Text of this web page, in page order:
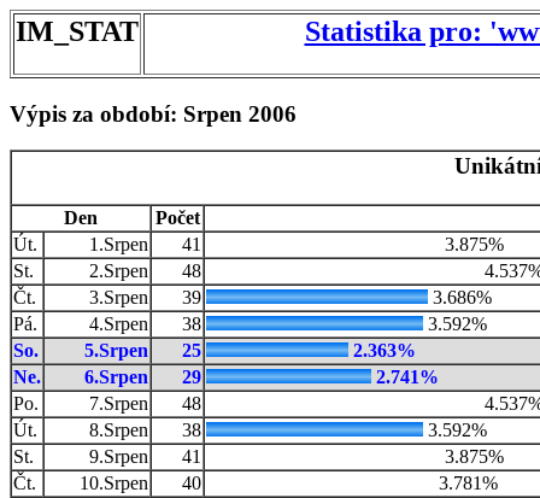
IM_STAT Statistika pro:
Výpis za období: Srpen 2006
Den
Počet
Út.
1.Srpen 41
3.875%
St.
2.Srpen 48
Čt.
3.Srpen 39
3.686%
Pá.
4.Srpen 38
3.592%
So.
5.Srpen 25
2.363%
Ne.
6.Srpen 29
2.741%
Po.
7.Srpen 48
Út.
8.Srpen 38
3.592%
St.
9.Srpen 41
3.875%
Čt.
10.Srpen 40
3.781%